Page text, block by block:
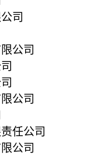
司
公司
公司
任公司
公司